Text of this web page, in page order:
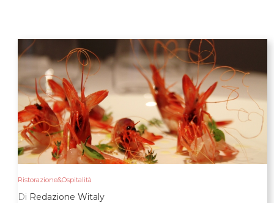
Ristorazione&Ospitalità
Di Redazione Witaly